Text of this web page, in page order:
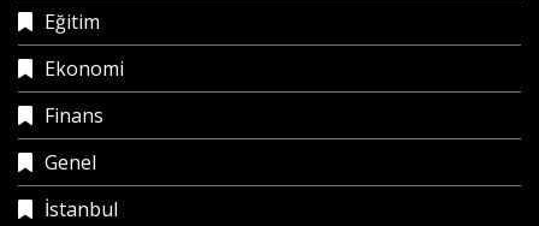
Eğitim
Ekonomi
Finans
Genel
İstanbul